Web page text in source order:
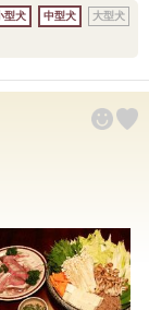
型犬 中型犬 大型犬